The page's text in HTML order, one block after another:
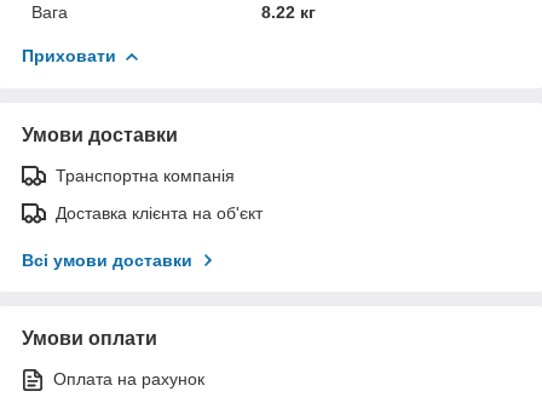
Вага
8.22 кг
Приховати
Умови доставки
Транспортна компанія
Доставка клієнта на об'єкт
Всі умови доставки
Умови оплати
Оплата на рахунок